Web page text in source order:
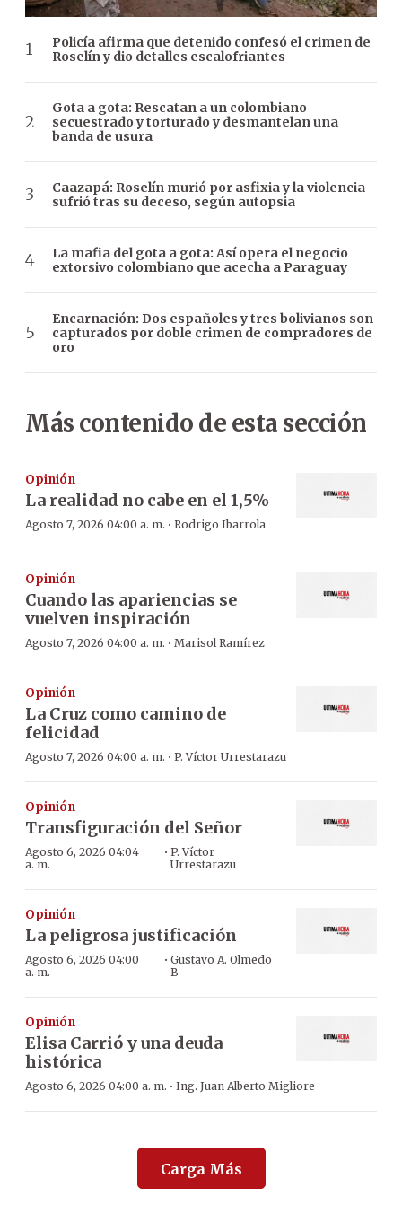
Policía afirma que detenido confesó el crimen de
Roselín y dio detalles escalofriantes
Gota a gota: Rescatan a un colombiano
secuestrado y torturado y desmantelan una
banda de usura
Caazapá: Roselín murió por asfixia y la violencia
sufrió tras su deceso, según autopsia
La mafia del gota a gota: Así opera el negocio
extorsivo colombiano que acecha a Paraguay
Encarnación: Dos españoles y tres bolivianos son
capturados por doble crimen de compradores de
oro
Más contenido de esta sección
Opinión
La realidad no cabe en el 1,5%
Agosto 7, 2026 04:00 a. m. · Rodrigo Ibarrola
Opinión
Cuando las apariencias se
vuelven inspiración
Agosto 7, 2026 04:00 a. m. · Marisol Ramírez
Opinión
La Cruz como camino de
felicidad
Agosto 7, 2026 04:00 a. m. · P. Víctor Urrestarazu
Opinión
Transfiguración del Señor
Agosto 6, 2026 04:04
a. m.
· P. Víctor
Urrestarazu
Opinión
La peligrosa justificación
Agosto 6, 2026 04:00
a. m.
· Gustavo A. Olmedo
B
Opinión
Elisa Carrió y una deuda
histórica
Agosto 6, 2026 04:00 a. m. · Ing. Juan Alberto Migliore
Carga Más